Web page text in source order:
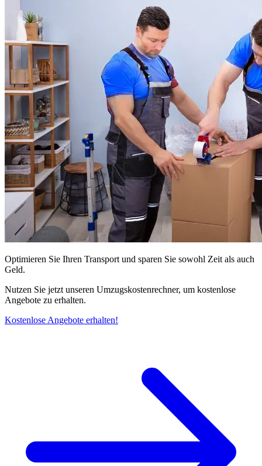
Optimieren Sie Ihren Transport und sparen Sie sowohl Zeit als auch
Geld.
Nutzen Sie jetzt unseren Umzugskostenrechner, um kostenlose
Angebote zu erhalten.
Kostenlose Angebote erhalten!